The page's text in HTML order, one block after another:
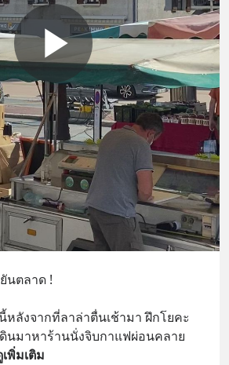
นตลาด !
ลังจากที่ลาล่าตื่นเช้ามา ฝึกโยคะ
ดินมาหาร้านนั่งจิบกาแฟผ่อนคลาย
เพิ่มเติม